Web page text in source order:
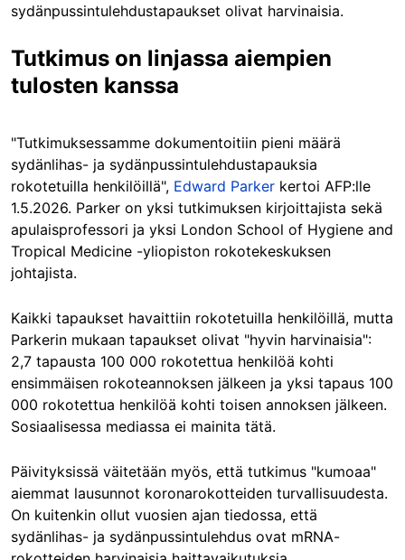
sydänpussintulehdustapaukset olivat harvinaisia.
Tutkimus on linjassa aiempien
tulosten kanssa
"Tutkimuksessamme dokumentoitiin pieni määrä
sydänlihas- ja sydänpussintulehdustapauksia
rokotetuilla henkilöillä", Edward Parker kertoi AFP:lle
1.5.2026. Parker on yksi tutkimuksen kirjoittajista sekä
apulaisprofessori ja yksi London School of Hygiene and
Tropical Medicine -yliopiston rokotekeskuksen
johtajista.
Kaikki tapaukset havaittiin rokotetuilla henkilöillä, mutta
Parkerin mukaan tapaukset olivat "hyvin harvinaisia":
2,7 tapausta 100 000 rokotettua henkilöä kohti
ensimmäisen rokoteannoksen jälkeen ja yksi tapaus 100
000 rokotettua henkilöä kohti toisen annoksen jälkeen.
Sosiaalisessa mediassa ei mainita tätä.
Päivityksissä väitetään myös, että tutkimus "kumoaa"
aiemmat lausunnot koronarokotteiden turvallisuudesta.
On kuitenkin ollut vuosien ajan tiedossa, että
sydänlihas- ja sydänpussintulehdus ovat mRNA-